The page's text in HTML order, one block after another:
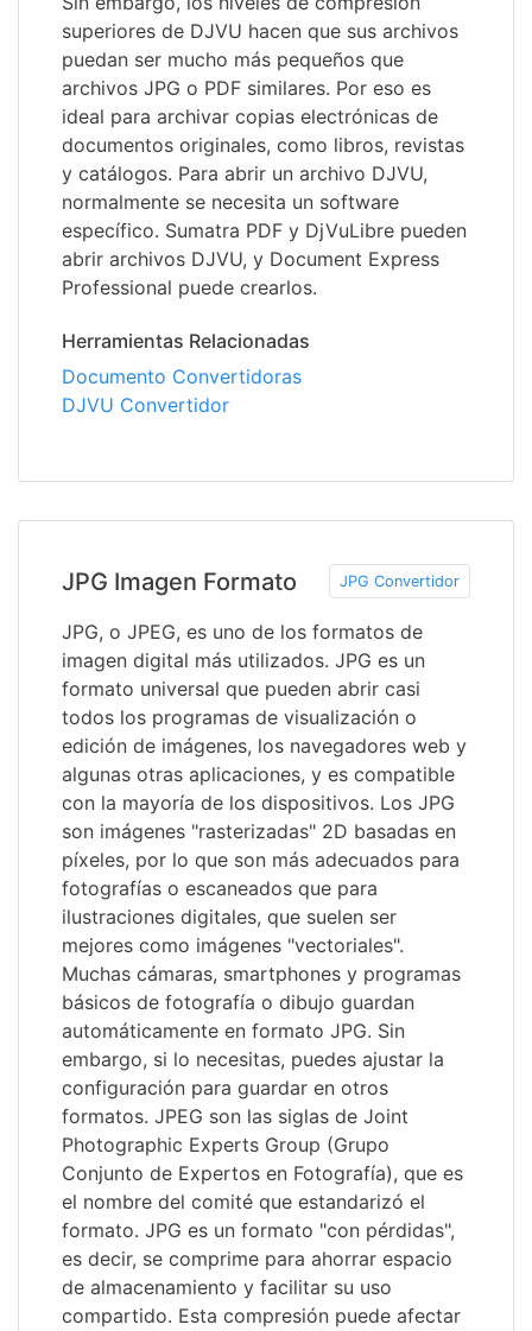
superiores de DJVU hacen que sus archivos
puedan ser mucho más pequeños que
archivos JPG o PDF similares. Por eso es
ideal para archivar copias electrónicas de
documentos originales, como libros, revistas
y catálogos. Para abrir un archivo DJVU,
normalmente se necesita un software
específico. Sumatra PDF y DjVuLibre pueden
abrir archivos DJVU, y Document Express
Professional puede crearlos.
Herramientas Relacionadas
Documento Convertidoras
DJVU Convertidor
JPG Imagen Formato JPG Convertidor
JPG, o JPEG, es uno de los formatos de
imagen digital más utilizados. JPG es un
formato universal que pueden abrir casi
todos los programas de visualización o
edición de imágenes, los navegadores web y
algunas otras aplicaciones, y es compatible
con la mayoría de los dispositivos. Los JPG
son imágenes "rasterizadas" 2D basadas en
píxeles, por lo que son más adecuados para
fotografías o escaneados que para
ilustraciones digitales, que suelen ser
mejores como imágenes "vectoriales".
Muchas cámaras, smartphones y programas
básicos de fotografía o dibujo guardan
automáticamente en formato JPG. Sin
embargo, si lo necesitas, puedes ajustar la
configuración para guardar en otros
formatos. JPEG son las siglas de Joint
Photographic Experts Group (Grupo
Conjunto de Expertos en Fotografía), que es
el nombre del comité que estandarizó el
formato. JPG es un formato "con pérdidas",
es decir, se comprime para ahorrar espacio
de almacenamiento y facilitar su uso
compartido. Esta compresión puede afectar